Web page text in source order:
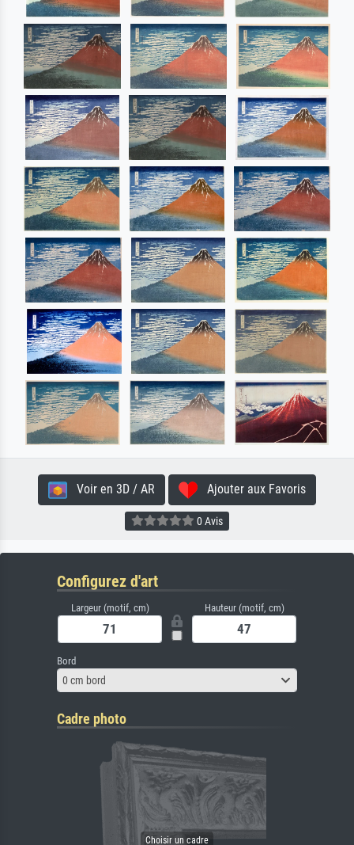
Voir en 3D / AR Ajouter aux Favoris
0 Avis
Configurez d'art
Largeur (motif, cm) Hauteur (motif, cm)
Bord
0 cm bord
Cadre photo